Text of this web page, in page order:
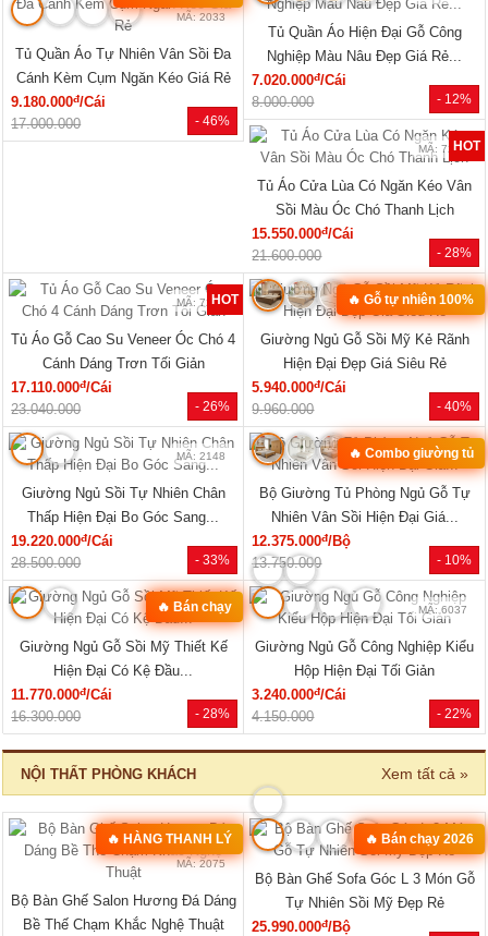
- 46%
MÃ: 2033
Tủ Quần Áo Tự Nhiên Vân Sồi Đa
Cánh Kèm Cụm Ngăn Kéo Giá Rẻ
9.180.000đ/Cái
17.000.000
- 12%
Tủ Quần Áo Hiện Đại Gỗ Công
Nghiệp Màu Nâu Đẹp Giá Rẻ...
7.020.000đ/Cái
8.000.000
- 28%
HOT
MÃ: 7288
Tủ Áo Cửa Lùa Có Ngăn Kéo Vân
Sồi Màu Óc Chó Thanh Lịch
15.550.000đ/Cái
21.600.000
- 26%
HOT
MÃ: 7285
Tủ Áo Gỗ Cao Su Veneer Óc Chó 4
Cánh Dáng Trơn Tối Giản
17.110.000đ/Cái
23.040.000
- 40%
🔥 Gỗ tự nhiên 100%
MÃ: 2079
Giường Ngủ Gỗ Sồi Mỹ Kẻ Rãnh
Hiện Đại Đẹp Giá Siêu Rẻ
5.940.000đ/Cái
9.960.000
- 33%
MÃ: 2148
Giường Ngủ Sồi Tự Nhiên Chân
Thấp Hiện Đại Bo Góc Sang...
19.220.000đ/Cái
28.500.000
- 10%
🔥 Combo giường tủ
MÃ: 2034
Bộ Giường Tủ Phòng Ngủ Gỗ Tự
Nhiên Vân Sồi Hiện Đại Giá...
12.375.000đ/Bộ
13.750.000
- 28%
🔥 Bán chạy
MÃ: 7723
Giường Ngủ Gỗ Sồi Mỹ Thiết Kế
Hiện Đại Có Kệ Đầu...
11.770.000đ/Cái
16.300.000
- 22%
MÃ: 6037
Giường Ngủ Gỗ Công Nghiệp Kiểu
Hộp Hiện Đại Tối Giản
3.240.000đ/Cái
4.150.000
NỘI THẤT PHÒNG KHÁCH Xem tất cả »
🔥 HÀNG THANH LÝ
MÃ: 2075
Bộ Bàn Ghế Salon Hương Đá Dáng
Bề Thế Chạm Khắc Nghệ Thuật
🔥 Bán chạy 2026
MÃ: 2582
Bộ Bàn Ghế Sofa Góc L 3 Món Gỗ
Tự Nhiên Sồi Mỹ Đẹp Rẻ
25.990.000đ/Bộ